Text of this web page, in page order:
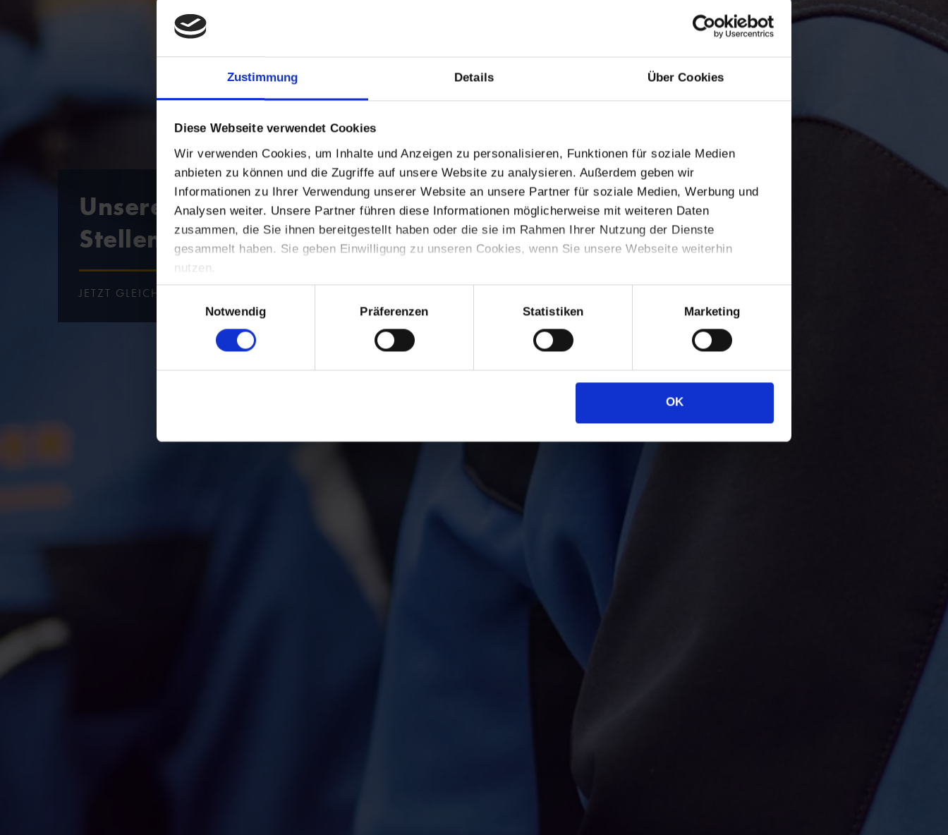
Zustimmung Details Über Cookies
Diese Webseite verwendet Cookies
Wir verwenden Cookies, um Inhalte und Anzeigen zu personalisieren, Funktionen für soziale Medien
anbieten zu können und die Zugriffe auf unsere Website zu analysieren. Außerdem geben wir
Informationen zu Ihrer Verwendung unserer Website an unsere Partner für soziale Medien, Werbung und
Analysen weiter. Unsere Partner führen diese Informationen möglicherweise mit weiteren Daten
zusammen, die Sie ihnen bereitgestellt haben oder die sie im Rahmen Ihrer Nutzung der Dienste
gesammelt haben. Sie geben Einwilligung zu unseren Cookies, wenn Sie unsere Webseite weiterhin
nutzen.
Einwilligungsauswahl
Notwendig
Präferenzen Statistiken Marketing
OK
Unsere
Stellenangebote
JETZT GLEICH ONLINE BEWERBEN!